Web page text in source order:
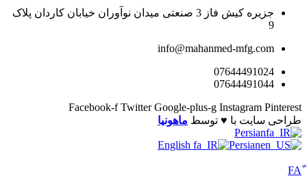
جزیره کیش فاز 3 صنعتی میدان نوآوران خیابان کاردان پلاک
9
info@mahanmed-mfg.com
07644491024
07644491044
Facebook-f Twitter Google-plus-g Instagram Pinterest
طراحی سایت با ♥️ توسط ماهونیا
Persian
English
Persian